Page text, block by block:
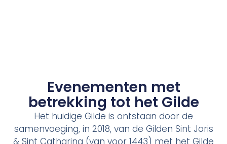
Evenementen met
betrekking tot het Gilde
Het huidige Gilde is ontstaan door de
samenvoeging, in 2018, van de Gilden Sint Joris
& Sint Catharina (van voor 1443) met het Gilde